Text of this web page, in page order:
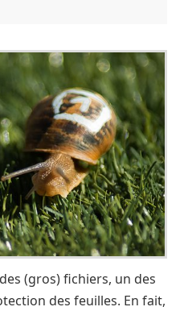
(gros) fichiers, un des
des feuilles. En fait,